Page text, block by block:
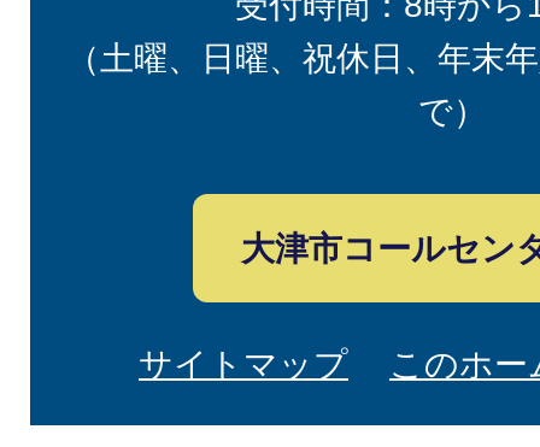
（土曜、日曜、祝休日、年末
で）
大津市コールセン
サイトマップ このホ